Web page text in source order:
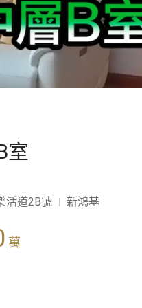
室
活道2B號 新鴻基
萬